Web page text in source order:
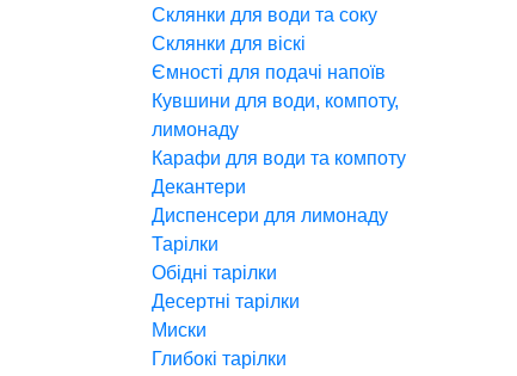
Склянки для води та соку
Склянки для віскі
Ємності для подачі напоїв
Кувшини для води, компоту,
лимонаду
Карафи для води та компоту
Декантери
Диспенсери для лимонаду
Тарілки
Обідні тарілки
Десертні тарілки
Миски
Глибокі тарілки